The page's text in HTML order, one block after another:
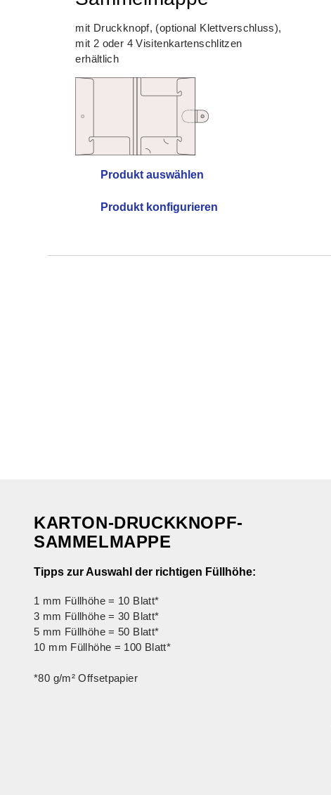
mit Druckknopf, (optional Klettverschluss),
mit 2 oder 4 Visitenkartenschlitzen
erhältlich
Produkt konfigurieren
KARTON-DRUCKKNOPF-
SAMMELMAPPE
Tipps zur Auswahl der richtigen Füllhöhe:
1 mm Füllhöhe = 10 Blatt*
3 mm Füllhöhe = 30 Blatt*
5 mm Füllhöhe = 50 Blatt*
10 mm Füllhöhe = 100 Blatt*
*80 g/m² Offsetpapier